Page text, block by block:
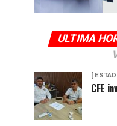
ULTIMA
[
CFE